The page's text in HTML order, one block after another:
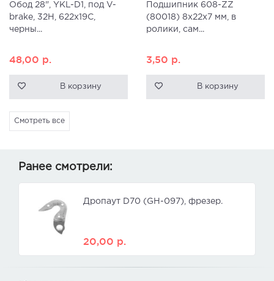
Обод 28", YKL-D1, под V-
brake, 32H, 622x19С,
черны...
48,00 р.
В корзину
Подшипник 608-ZZ
(80018) 8x22x7 мм, в
ролики, сам...
3,50 р.
В корзину
Смотреть все
Ранее смотрели:
Дропаут D70 (GH-097), фрезер.
20,00 р.